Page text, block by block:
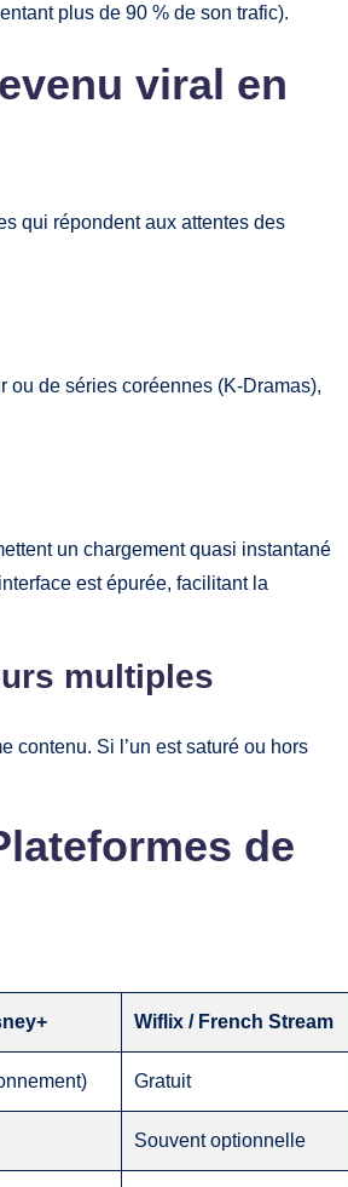
plus de 90 % de son trafic).
viral en
qui répondent aux attentes des
ou de séries coréennes (K-Dramas),
un chargement quasi instantané
est épurée, facilitant la
multiples
contenu. Si l’un est saturé ou hors
de
Wiflix / French Stream
Gratuit
Souvent optionnelle